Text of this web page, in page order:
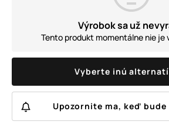
Výrobok sa už
Tento produkt momentálne nie je
Vyberte inú
Upozornite ma, keď